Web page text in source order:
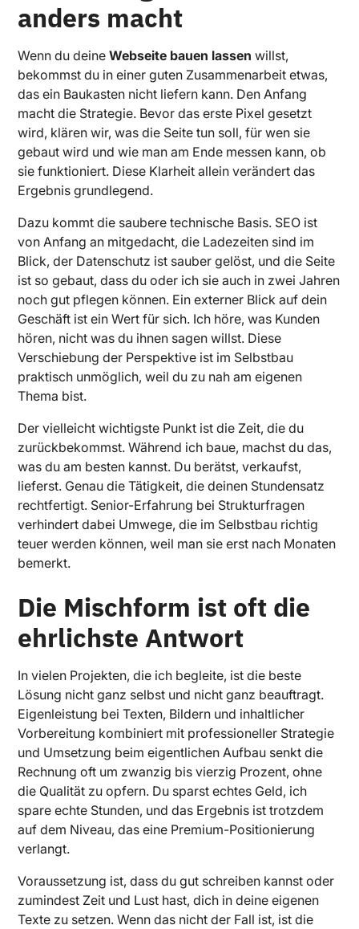
anders macht
Wenn du deineWebseite bauen lassen willst,
bekommst du in einer guten Zusammenarbeit etwas,
das ein Baukasten nicht liefern kann. Den Anfang
macht die Strategie. Bevor das erste Pixel gesetzt
wird, klären wir, was die Seite tun soll, für wen sie
gebaut wird und wie man am Ende messen kann, ob
sie funktioniert. Diese Klarheit allein verändert das
Ergebnis grundlegend.
Dazu kommt die saubere technische Basis. SEO ist
von Anfang an mitgedacht, die Ladezeiten sind im
Blick, der Datenschutz ist sauber gelöst, und die Seite
ist so gebaut, dass du oder ich sie auch in zwei Jahren
noch gut pflegen können. Ein externer Blick auf dein
Geschäft ist ein Wert für sich. Ich höre, was Kunden
hören, nicht was du ihnen sagen willst. Diese
Verschiebung der Perspektive ist im Selbstbau
praktisch unmöglich, weil du zu nah am eigenen
Thema bist.
Der vielleicht wichtigste Punkt ist die Zeit, die du
zurückbekommst. Während ich baue, machst du das,
was du am besten kannst. Du berätst, verkaufst,
lieferst. Genau die Tätigkeit, die deinen Stundensatz
rechtfertigt. Senior-Erfahrung bei Strukturfragen
verhindert dabei Umwege, die im Selbstbau richtig
teuer werden können, weil man sie erst nach Monaten
bemerkt.
Die Mischform ist oft die
ehrlichste Antwort
In vielen Projekten, die ich begleite, ist die beste
Lösung nicht ganz selbst und nicht ganz beauftragt.
Eigenleistung bei Texten, Bildern und inhaltlicher
Vorbereitung kombiniert mit professioneller Strategie
und Umsetzung beim eigentlichen Aufbau senkt die
Rechnung oft um zwanzig bis vierzig Prozent, ohne
die Qualität zu opfern. Du sparst echtes Geld, ich
spare echte Stunden, und das Ergebnis ist trotzdem
auf dem Niveau, das eine Premium-Positionierung
verlangt.
Voraussetzung ist, dass du gut schreiben kannst oder
zumindest Zeit und Lust hast, dich in deine eigenen
Texte zu setzen. Wenn das nicht der Fall ist, ist die